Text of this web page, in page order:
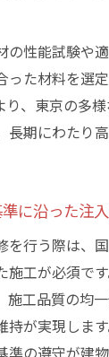
の性能試験や
った材料を選
り、東京の多
長期にわたり
に沿った注
を行う際は、
施工が必須で
施工品質の均
持が実現しま
準の遵守が建